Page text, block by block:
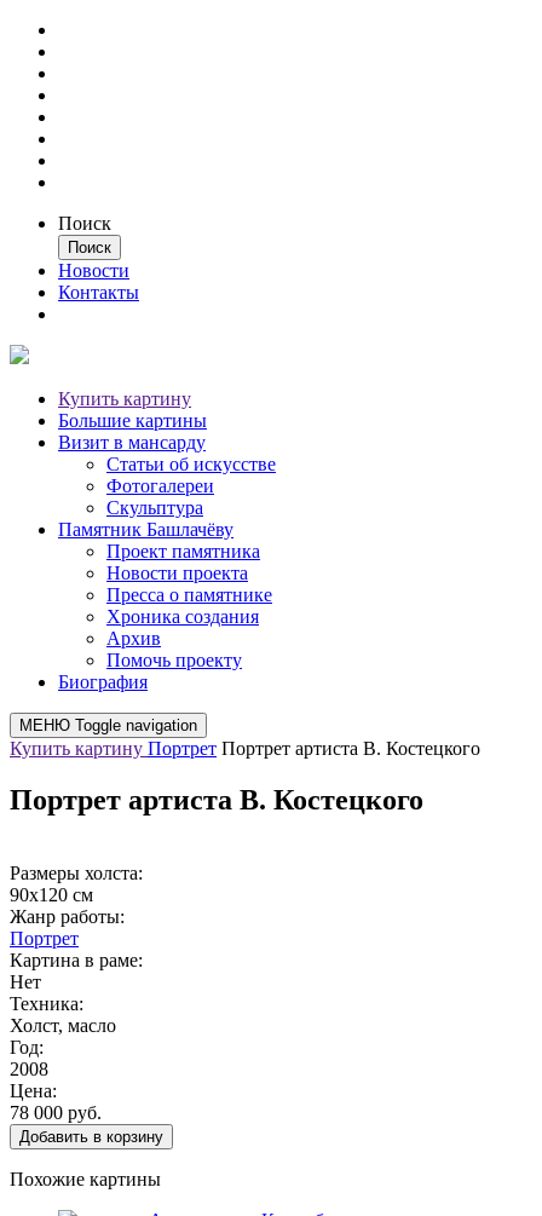
Поиск
Новости
Контакты
Купить картину
Большие картины
Визит в мансарду
Статьи об искусстве
Фотогалереи
Скульптура
Памятник Башлачёву
Проект памятника
Новости проекта
Пресса о памятнике
Хроника создания
Архив
Помочь проекту
Биография
МЕНЮ Toggle navigation
Купить картину Портрет Портрет артиста В. Костецкого
Портрет артиста В. Костецкого
Размеры холста:
90х120 см
Жанр работы:
Портрет
Картина в раме:
Нет
Техника:
Холст, масло
Год:
2008
Цена:
78 000 руб.
Добавить в корзину
Похожие картины